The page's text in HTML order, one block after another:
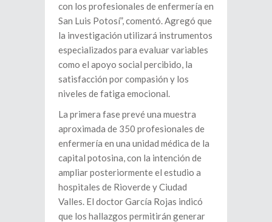
con los profesionales de enfermería en
San Luis Potosí”, comentó. Agregó que
la investigación utilizará instrumentos
especializados para evaluar variables
como el apoyo social percibido, la
satisfacción por compasión y los
niveles de fatiga emocional.
La primera fase prevé una muestra
aproximada de 350 profesionales de
enfermería en una unidad médica de la
capital potosina, con la intención de
ampliar posteriormente el estudio a
hospitales de Rioverde y Ciudad
Valles. El doctor García Rojas indicó
que los hallazgos permitirán generar